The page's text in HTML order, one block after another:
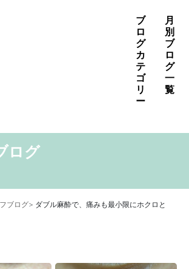
ブ
ロ
グ
カ
テ
ゴ
リ
ー
たるみ治療
アトピー・花粉症
リニック
サプリメント
青除去
ダイエット
トーニング
月
別
ブ
ロ
グ
一
覧
2026年4月
ログ
ブログ> ダブル麻酔で、痛みも最小限にホクロと